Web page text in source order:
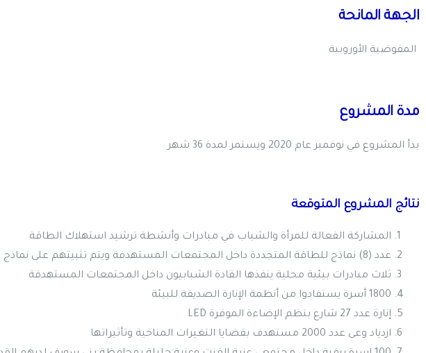
الجهة المانحة
المفوضية الأوروبية
مدة المشروع
بدأ المشروع في نوفمبر عام 2020 ويستمر لمدة 36 شهر
نتائج المشروع المتوقعة
المشاركة الفعالة للمرأة والشباب في مبادرات وأنشطة ترشيد استهلاك الطاقة
عدد (8) نماذج للطاقة المتجددة داخل المجتمعات المستهدفة ويتم تثبيتهم على نماذج من المساجد والكنائس والأراضي الزراعية
ثلاث مبادرات بيئية محلية ينفذها القادة الشبابيون داخل المجتمعات المستهدفة
1800 أسرة يستفادوا من أنظمة الإنارة الصديقة للبيئة
إنارة عدد 27 شارع بنظم الإضاءة الموفرة LED
ازدياد وعى عدد 2000 مستهدف بقضايا التغيرات المناخية وتأثيراتها